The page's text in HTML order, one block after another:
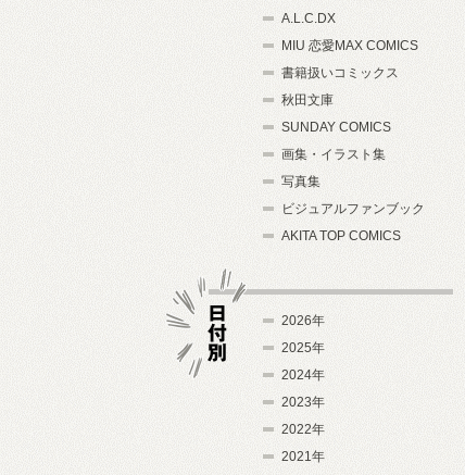
A.L.C.DX
MIU 恋愛MAX COMICS
書籍扱いコミックス
秋田文庫
SUNDAY COMICS
画集・イラスト集
写真集
ビジュアルファンブック
AKITA TOP COMICS
2026年
2025年
2024年
2023年
2022年
2021年